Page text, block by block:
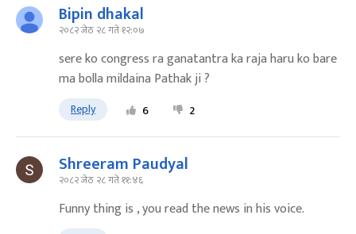
Bipin dhakal
२०८२ जेठ २८ गते १२:०७
sere ko congress ra ganatantra ka raja haru ko bare
ma bolla mildaina Pathak ji ?
Reply 6 2
Shreeram Paudyal
२०८२ जेठ २८ गते ११:४६
Funny thing is , you read the news in his voice.